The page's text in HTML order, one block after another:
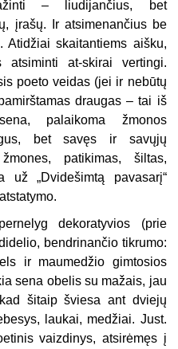
– liudijančius, bet
įrašų. Ir atsimenančius be
Atidžiai skaitantiems aišku,
at-skirai vertingi.
poeto veidas (jei ir nebūtų
draugas – tai iš
palaikoma žmonos
bet savęs ir savųjų
patikimas, šiltas,
už „Dvidešimtą pavasarį“
dekoratyvios (prie
bendrinančio tikrumo:
ir maumedžio gimtosios
sena obelis su mažais, jau
šitaip šviesa ant dviejų
laukai, medžiai. Just.
vaizdinys, atsirėmęs į